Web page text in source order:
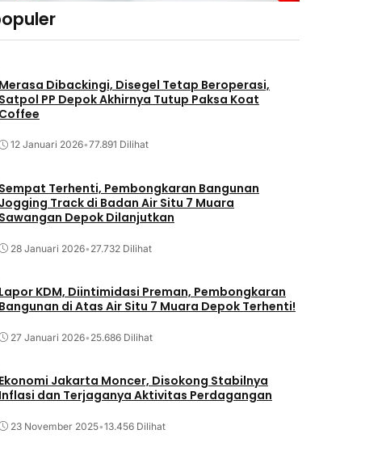
Merasa Dibackingi, Disegel Tetap Beroperasi,
Satpol PP Depok Akhirnya Tutup Paksa Koat
Coffee
12 Januari 2026•77.891 Dilihat
Sempat Terhenti, Pembongkaran Bangunan
Jogging Track di Badan Air Situ 7 Muara
Sawangan Depok Dilanjutkan
28 Januari 2026• 27.732 Dilihat
Lapor KDM, Diintimidasi Preman, Pembongkaran
Bangunan di Atas Air Situ 7 Muara Depok Terhenti!
27 Januari 2026• 25.686 Dilihat
Ekonomi Jakarta Moncer, Disokong Stabilnya
Inflasi dan Terjaganya Aktivitas Perdagangan
23 November 2025•13.456 Dilihat